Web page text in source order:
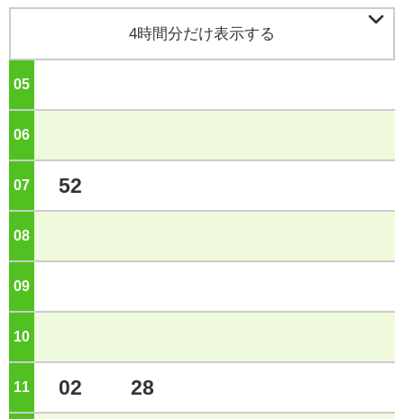
4時間分だけ表示する 
05
06
07 52
08
09
10
11 02 28